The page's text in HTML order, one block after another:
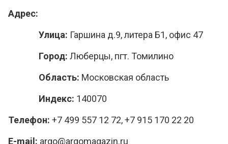
Адрес:
Улица: Гаршина д.9, литера Б1, офис 47
Город: Люберцы, пгт. Томилино
Область: Московская область
Индекс: 140070
Телефон: +7 499 557 12 72, +7 915 170 22 20
E-mail: argo@argomagazin.ru